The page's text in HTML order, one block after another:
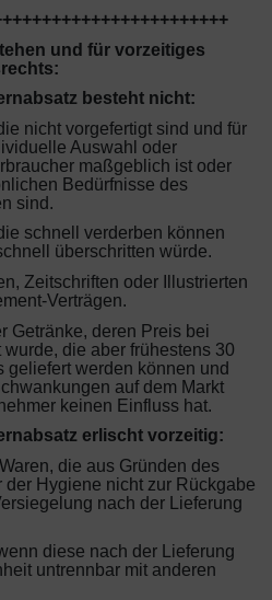
und für vorzeitiges
besteht nicht:
nicht vorgefertigt sind und für
Auswahl oder
maßgeblich ist oder
Bedürfnisse des
sind.
schnell verderben können
überschritten würde.
Zeitschriften oder Illustrierten
Verträgen.
Getränke, deren Preis bei
die aber frühestens 30
geliefert werden können und
auf dem Markt
keinen Einfluss hat.
erlischt vorzeitig:
die aus Gründen des
Hygiene nicht zur Rückgabe
nach der Lieferung
diese nach der Lieferung
untrennbar mit anderen